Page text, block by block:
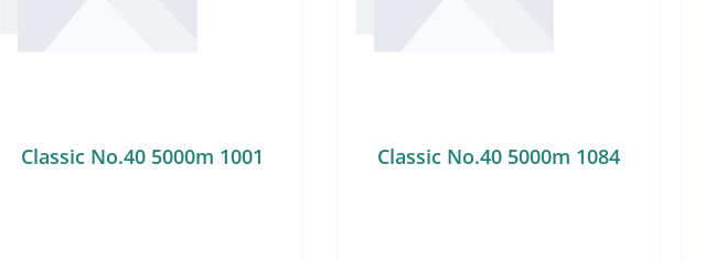
Classic No.40 5000m 1001 Classic No.40 5000m 1084